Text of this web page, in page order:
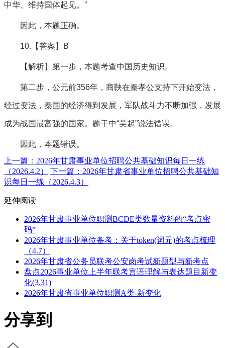
中华、维持国体起见。”
因此，本题正确。
10.【答案】B
【解析】第一步，本题考查中国历史知识。
第二步，公元前356年，商鞅在秦孝公支持下开始变法，
经过变法，秦国的经济得到发展，军队战斗力不断加强，发展
成为战国最富强的国家。题干中“吴起”说法错误。
因此，本题错误。
上一篇：2026年甘肃事业单位招聘公共基础知识每日一练
（2026.4.2）
下一篇：2026年甘肃省事业单位招聘公共基础知
识每日一练（2026.4.3）
延伸阅读
2026年甘肃事业单位职测BCDE类数量资料的“考点密
码”
2026年甘肃事业单位备考：关于token(词元)的考点梳理
（4.7）
2026年甘肃省公务员联考公安岗考试新题型与新考点
盘点2026事业单位上半年联考言语理解与表达题目新变
化(3.31)
2026年甘肃省事业单位职测A类-新变化
分享到